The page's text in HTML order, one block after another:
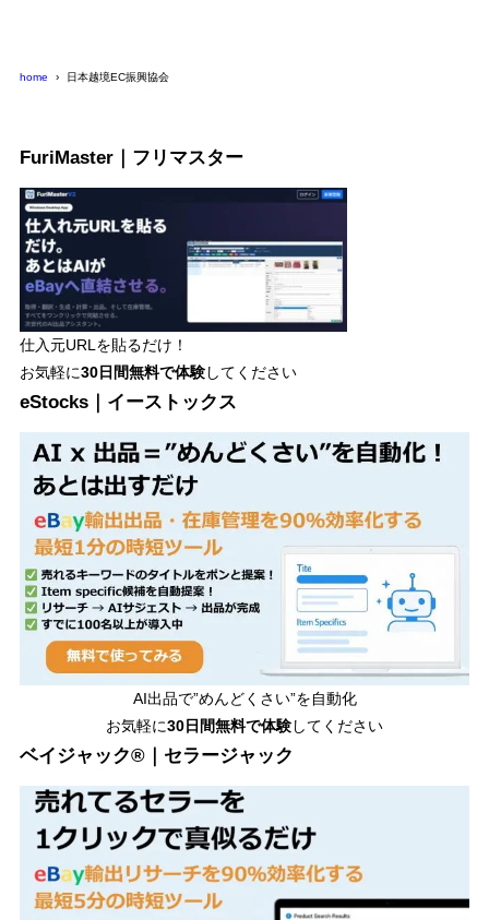
home 日本越境EC振興協会
FuriMaster｜フリマスター
仕入元URLを貼るだけ！
お気軽に30日間無料で体験してください
eStocks｜イーストックス
AI出品で”めんどくさい”を自動化
お気軽に30日間無料で体験してください
ベイジャック®｜セラージャック